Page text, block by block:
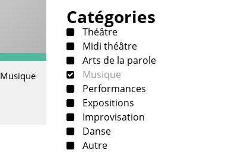
Musique
Catégories
Théâtre
Midi théâtre
Arts de la parole
Musique
Performances
Expositions
Improvisation
Danse
Autre